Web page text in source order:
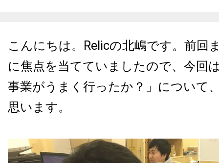
こんにちは。 Relicの北嶋です。前回
に焦点を当てていましたので、今回
事業がうまく行ったか？」について
思います。